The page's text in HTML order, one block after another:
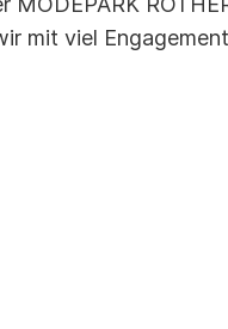
mit viel